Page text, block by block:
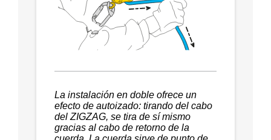
La instalación en doble ofrece un
efecto de autoizado: tirando del cabo
del ZIGZAG, se tira de sí mismo
gracias al cabo de retorno de la